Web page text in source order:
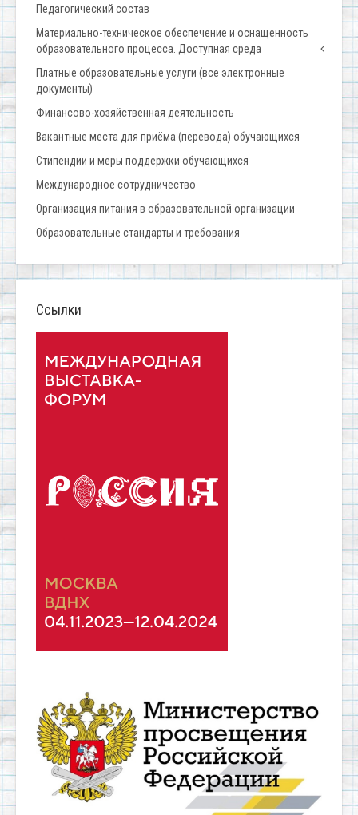
Педагогический состав
Материально-техническое обеспечение и оснащенность
образовательного процесса. Доступная среда
Платные образовательные услуги (все электронные
документы)
Финансово-хозяйственная деятельность
Вакантные места для приёма (перевода) обучающихся
Стипендии и меры поддержки обучающихся
Международное сотрудничество
Организация питания в образовательной организации
Образовательные стандарты и требования
Ссылки